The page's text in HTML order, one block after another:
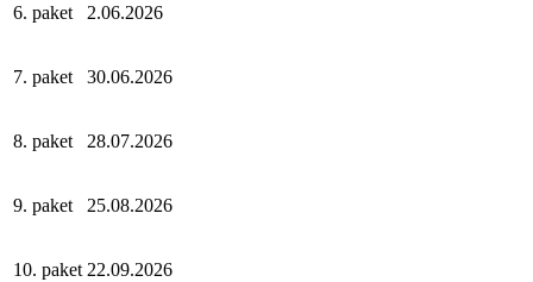
6. paket 2.06.2026
7. paket 30.06.2026
8. paket 28.07.2026
9. paket 25.08.2026
10. paket 22.09.2026